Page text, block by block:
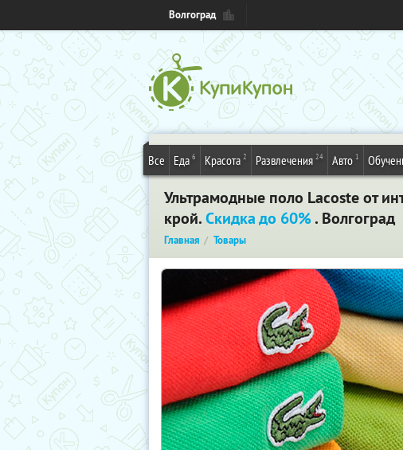
Волгоград
Все Еда 6 Красота 2 Развлечения 24 Авто 1
Ультрамодные поло Lacoste от
крой.Скидка до 60%. Волгоград
Главная Товары